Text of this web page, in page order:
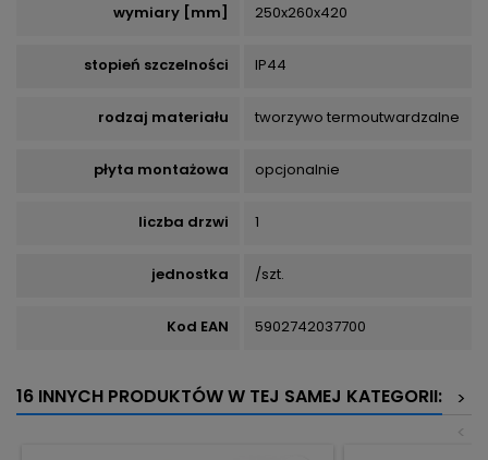
wymiary [mm] 250x260x420
stopień szczelności IP44
rodzaj materiału tworzywo termoutwardzalne
płyta montażowa opcjonalnie
liczba drzwi 1
jednostka /szt.
Kod EAN 5902742037700
16 INNYCH PRODUKTÓW W TEJ SAMEJ KATEGORII:
>
<